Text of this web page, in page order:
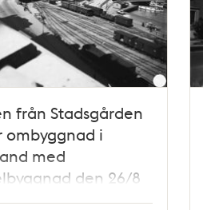
från Stadsgården
ombyggnad i
med
den 26/8